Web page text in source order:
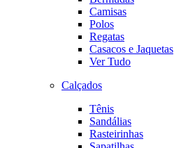
Camisas
Polos
Regatas
Casacos e Jaquetas
Ver Tudo
Calçados
Tênis
Sandálias
Rasteirinhas